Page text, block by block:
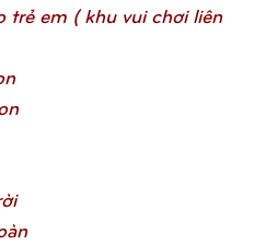
trẻem ( khu vui chơi liên
n
n
i
n